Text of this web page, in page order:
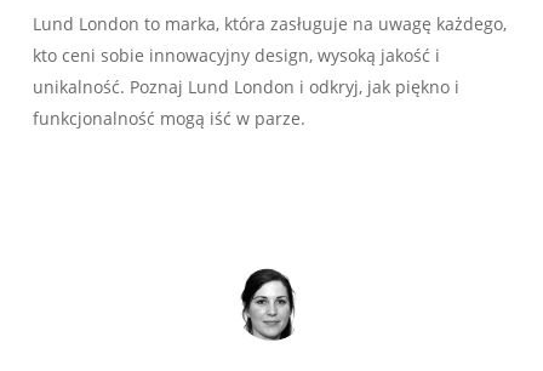
Lund London to marka, która zasługuje na uwagę każdego,
kto ceni sobie innowacyjny design, wysoką jakość i
unikalność. Poznaj Lund London i odkryj, jak piękno i
funkcjonalność mogą iść w parze.